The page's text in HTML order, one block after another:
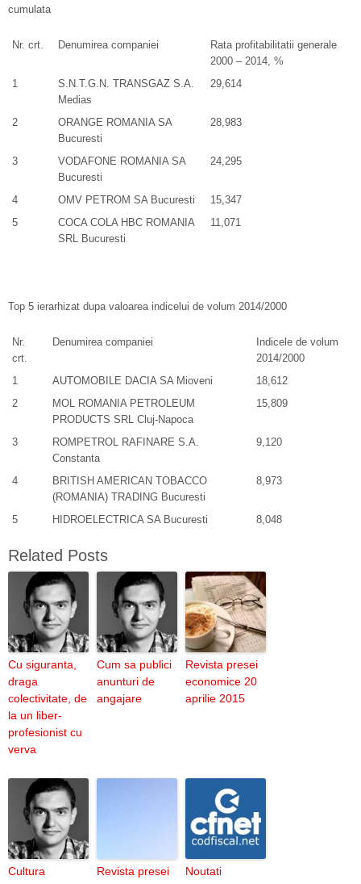
cumulata
Nr. crt. Denumirea companiei
Rata profitabilitatii generale
2000 – 2014, %
1
S.N.T.G.N. TRANSGAZ S.A.
Medias
29,614
2
ORANGE ROMANIA SA
Bucuresti
28,983
3
VODAFONE ROMANIA SA
Bucuresti
24,295
4 OMV PETROM SA Bucuresti
15,347
5
COCA COLA HBC ROMANIA
SRL Bucuresti
11,071
Top 5 ierarhizat dupa valoarea indicelui de volum 2014/2000
Nr.
crt.
Denumirea companiei
Indicele de volum
2014/2000
1
AUTOMOBILE DACIA SA Mioveni
18,612
2
MOL ROMANIA PETROLEUM
PRODUCTS SRL Cluj-Napoca
15,809
3
ROMPETROL RAFINARE S.A.
Constanta
9,120
4
BRITISH AMERICAN TOBACCO
(ROMANIA) TRADING Bucuresti
8,973
5 HIDROELECTRICA SA Bucuresti 8,048
Related Posts
Cu siguranta,
draga
colectivitate, de
la un liber-
profesionist cu
verva
Cum sa publici
anunturi de
angajare
Revista presei
economice 20
aprilie 2015
Cultura
Revista presei
Noutati